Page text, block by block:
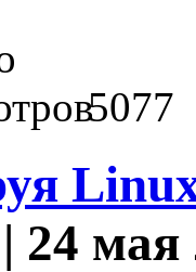
5077
| 24 мая